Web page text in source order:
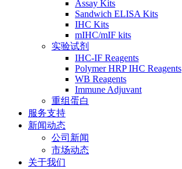
Assay Kits
Sandwich ELISA Kits
IHC Kits
mIHC/mIF kits
实验试剂
IHC-IF Reagents
Polymer HRP IHC Reagents
WB Reagents
Immune Adjuvant
重组蛋白
服务支持
新闻动态
公司新闻
市场动态
关于我们